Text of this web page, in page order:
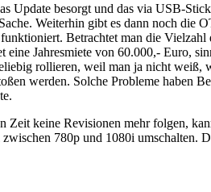
Update besorgt und das via USB-
Weiterhin gibt es dann noch die
Betrachtet man die
Jahresmiete von 60.000,- Euro,
rollieren, weil man ja nicht
werden. Solche Probleme haben
keine Revisionen mehr folgen,
780p und 1080i umschalten.